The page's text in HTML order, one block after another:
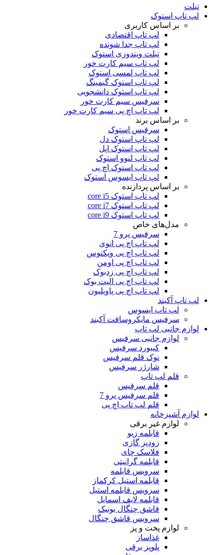
تبلت
لپ تاپ استوک
بر اساس کاربری
لپ تاپ اقتصادی
لپ تاپ جدا شونده
تبلت ویندوزی استوک
لپ تاپ سیم کارت خور
لپ تاپ لمسی استوک
لپ تاپ استوک گیمینگ
لپ تاپ استوک دانشجویی
سرفیس سیم کارت خور
لپ تاپ اچ پی سیم کارت خور
بر اساس برند
سرفیس استوک
لپ تاپ استوک دل
لپ تاپ استوک اپل
لپ تاپ لنوو استوک
لپ تاپ استوک اچ پی
لپ تاپ ایسوس استوک
بر اساس پردازنده
لپ تاپ استوک core i5
لپ تاپ استوک core i7
لپ تاپ استوک core i9
مدل‌های خاص
سرفیس پرو 7
لپ تاپ اچ پی انوی
لپ تاپ اچ پی ویکتوس
لپ تاپ اچ پی اومن
لپ تاپ اچ پی زدبوک
لپ تاپ اچ پی الیت بوک
لپ تاپ اچ پی پاویلیون
لپ تاپ آکبند
لپ تاپ ایسوس
سرفیس مایکروسافت آکبند
لوازم جانبی لپ تاپ
لوازم جانبی سرفیس
کیبورد سرفیس
نوک قلم سرفیس
شارژر سرفیس
قلم لپ تاپ
قلم سرفیس
قلم سرفیس پرو 7
قلم لپ تاپ اچ پی
لوازم آشپزخانه
لوازم غیر برقی
قابلمه زیو
زودپز گازی
فلاسک چای
قابلمه گرانیتی
سرویس قابلمه
قابلمه استیل کرکماز
سرویس قابلمه استیل
قابلمه لایف اسمایل
قاشق چنگال یونیک
سرویس قاشق چنگال
لوازم پخت و پز
غذاساز
پلوپز برقی